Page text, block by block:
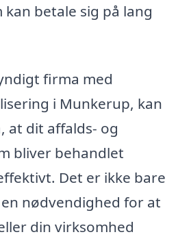
betale sig på lang
firma med
i Munkerup, kan
at dit affalds- og
bliver behandlet
Det er ikke bare
nødvendighed for at
din virksomhed